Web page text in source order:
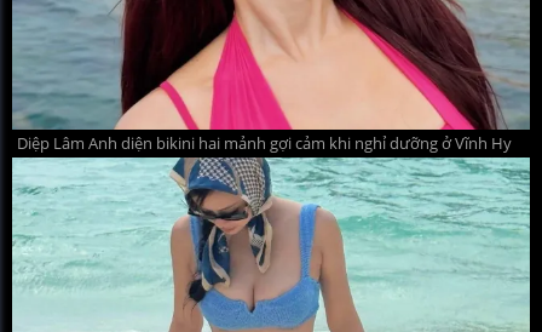
Diệp Lâm Anh diện bikini hai mảnh gợi cảm khi nghỉ dưỡng ở Vĩnh Hy